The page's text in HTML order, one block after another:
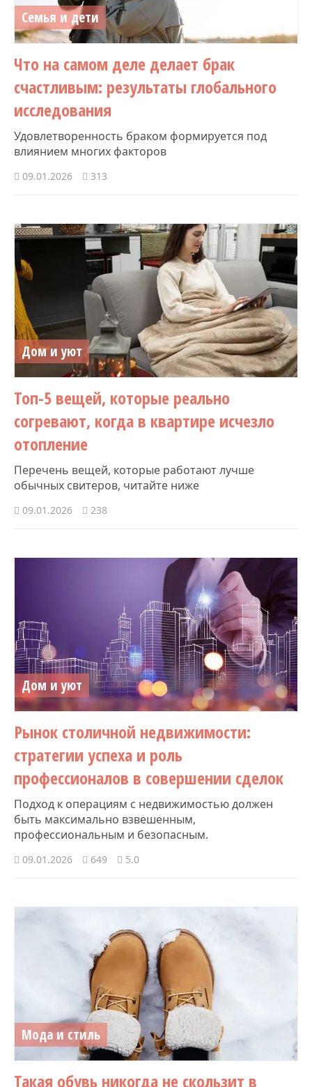
Семья и дети
Что на самом деле делает брак
счастливым: результаты глобального
исследования
Удовлетворенность браком формируется под
влиянием многих факторов
09.01.2026 313
Дом и уют
Топ-5 вещей, которые реально
согревают, когда в квартире исчезло
отопление
Перечень вещей, которые работают лучше
обычных свитеров, читайте ниже
09.01.2026 238
Дом и уют
Рынок столичной недвижимости:
стратегии успеха и роль
профессионалов в совершении сделок
Подход к операциям с недвижимостью должен
быть максимально взвешенным,
профессиональным и безопасным.
09.01.2026 649 5.0
Мода и стиль
Такая обувь никогда не скользит в